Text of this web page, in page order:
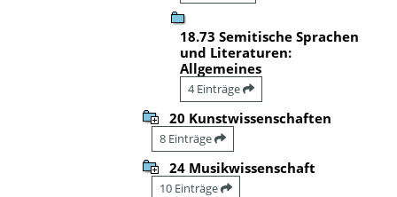
18.73 Semitische Sprachen
und Literaturen:
Allgemeines
4 Einträge
20 Kunstwissenschaften
8 Einträge
24 Musikwissenschaft
10 Einträge